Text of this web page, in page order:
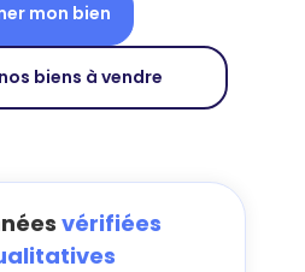
mon bien
biens à vendre
vérifiées